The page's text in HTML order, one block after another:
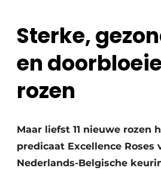
Sterke,
en
rozen
Maar liefst 11 nieuwe rozen
predicaat Excellence Roses
Nederlands-Belgische